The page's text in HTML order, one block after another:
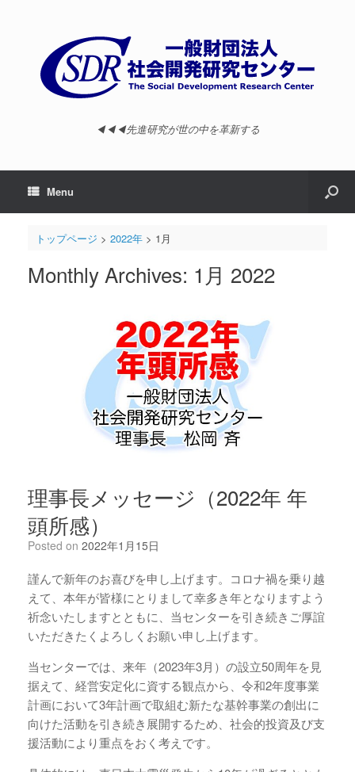
◀︎◀︎◀︎先進研究が世の中を革新する
Menu
トップページ > 2022年> 1月
Monthly Archives: 1月 2022
理事長メッセージ（2022年 年
頭所感）
Posted on 2022年1月15日
謹んで新年のお喜びを申し上げます。コロナ禍を乗り越
えて、本年が皆様にとりまして幸多き年となりますよう
祈念いたしますとともに、当センターを引き続きご厚誼
いただきたくよろしくお願い申し上げます。
当センターでは、来年（2023年3月）の設立50周年を見
据えて、経営安定化に資する観点から、令和2年度事業
計画において3年計画で取組む新たな基幹事業の創出に
向けた活動を引き続き展開するため、社会的投資及び支
援活動により重点をおく考えです。